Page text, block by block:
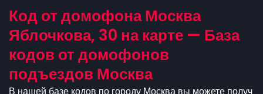
Код от домофона Москва
Яблочкова, 30 на карте — База
кодов от домофонов
подъездов Москва
В нашей базе кодов по городу Москва вы можете получ